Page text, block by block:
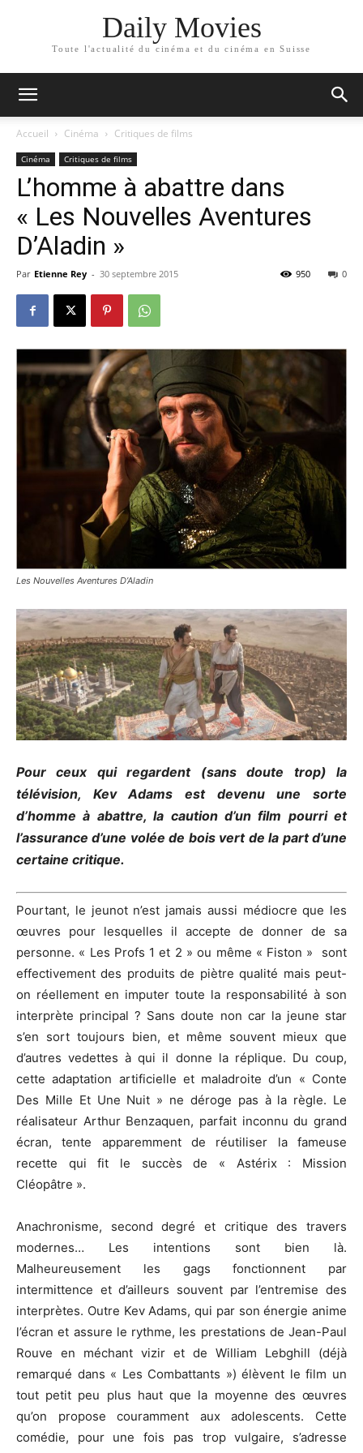
Daily Movies
Toute l'actualité du cinéma et du cinéma en Suisse
Accueil Cinéma Critiques de films
Cinéma Critiques de films
L’homme à abattre dans
« Les Nouvelles Aventures
D’Aladin »
Par Etienne Rey - 30 septembre 2015 0
950
Les Nouvelles Aventures D’Aladin
Pour ceux qui regardent (sans doute trop) la
télévision, Kev Adams est devenu une sorte
d’homme à abattre, la caution d’un film pourri et
l’assurance d’une volée de bois vert de la part d’une
certaine critique.
Pourtant, le jeunot n’est jamais aussi médiocre que les
œuvres pour lesquelles il accepte de donner de sa
personne. « Les Profs 1 et 2 » ou même « Fiston » sont
effectivement des produits de piètre qualité mais peut-
on réellement en imputer toute la responsabilité à son
interprète principal ? Sans doute non car la jeune star
s’en sort toujours bien, et même souvent mieux que
d’autres vedettes à qui il donne la réplique. Du coup,
cette adaptation artificielle et maladroite d’un « Conte
Des Mille Et Une Nuit » ne déroge pas à la règle. Le
réalisateur Arthur Benzaquen, parfait inconnu du grand
écran, tente apparemment de réutiliser la fameuse
recette qui fit le succès de « Astérix : Mission
Cléopâtre ».
Anachronisme, second degré et critique des travers
modernes… Les intentions sont bien là.
Malheureusement les gags fonctionnent par
intermittence et d’ailleurs souvent par l’entremise des
interprètes. Outre Kev Adams, qui par son énergie anime
l’écran et assure le rythme, les prestations de Jean-Paul
Rouve en méchant vizir et de William Lebghill (déjà
remarqué dans « Les Combattants ») élèvent le film un
tout petit peu plus haut que la moyenne des œuvres
qu’on propose couramment aux adolescents. Cette
comédie, pour une fois pas trop vulgaire, s’adresse